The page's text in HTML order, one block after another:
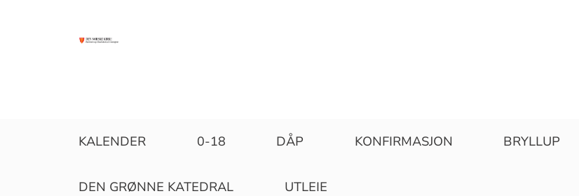
KALENDER 0-18 DÅP KONFIRMASJON BRYLLUP
DEN GRØNNE KATEDRAL UTLEIE